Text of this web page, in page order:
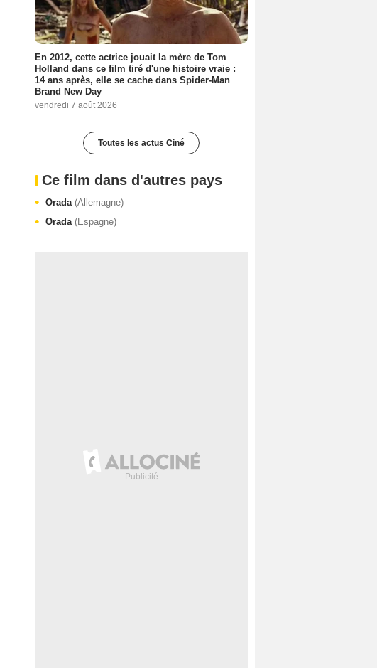
En 2012, cette actrice jouait la mère de Tom
Holland dans ce film tiré d'une histoire vraie :
14 ans après, elle se cache dans Spider-Man
Brand New Day
vendredi 7 août 2026
Toutes les actus Ciné
Ce film dans d'autres pays
Orada (Allemagne)
Orada (Espagne)